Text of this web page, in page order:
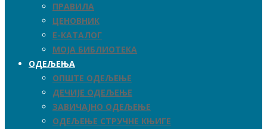
ПРАВИЛА
ЦЕНОВНИК
Е-КАТАЛОГ
МОЈА БИБЛИОТЕКА
ОДЕЉЕЊА
ОПШТЕ ОДЕЉЕЊЕ
ДЕЧИЈЕ ОДЕЉЕЊЕ
ЗАВИЧАЈНО ОДЕЉЕЊЕ
ОДЕЉЕЊЕ СТРУЧНЕ КЊИГЕ